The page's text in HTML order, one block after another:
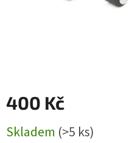
400 Kč
cena:
Skladem (>5 ks)